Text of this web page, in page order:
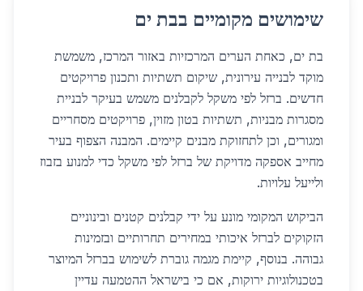
שימושים מקומיים בבת ים
בת ים, כאחת הערים המרכזיות באזור המרכז, משמשת
מוקד לבנייה עירונית, שיקום תשתיות ותכנון פרויקטים
חדשים. ברזל לפי משקל לקבלנים משמש בעיקר לבניית
מסגרות מבניות, תשתיות בטון מזוין, פרויקטים מסחריים
ומגורים, וכן לתחזוקת מבנים קיימים. המבנה הצפוף בעיר
מחייב אספקה מדויקת של ברזל לפי משקל כדי למנוע בזבוז
ולייעל עלויות.
הביקוש המקומי מונע על ידי קבלנים קטנים ובינוניים
הזקוקים לברזל איכותי במחירים תחרותיים ובזמינות
גבוהה. בנוסף, קיימת מגמה גוברת לשימוש בברזל המיוצר
בטכנולוגיות ירוקות, אם כי בישראל ההטמעה עדיין